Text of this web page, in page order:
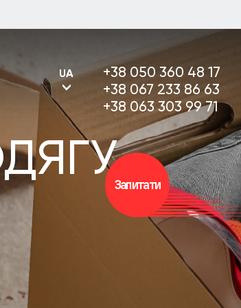
UA
+38 050 360 48 17
+38 067 233 86 63
+38 063 303 99 71
Запитати